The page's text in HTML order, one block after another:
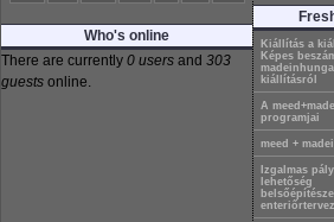
Who's online
There are currently 0 users and 303
guests online.
Kiállítás a
Képes
kiállításról
A
programjai
meed +
Izgalmas
lehetőség